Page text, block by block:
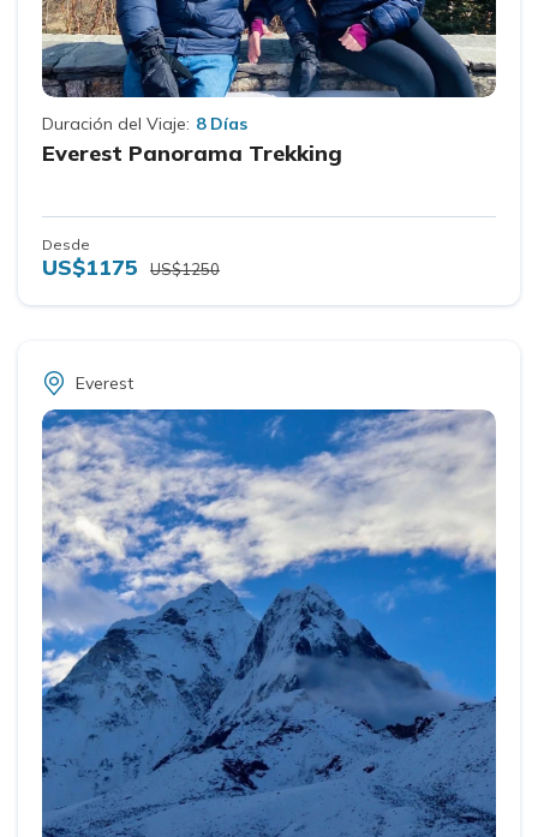
Duración del Viaje: 8 Días
Everest Panorama Trekking
Desde
US$1175 US$1250
Everest